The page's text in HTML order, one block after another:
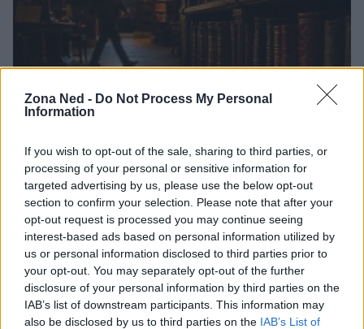
Zona Ned - Do Not Process My Personal
Information
If you wish to opt-out of the sale, sharing to third parties, or
processing of your personal or sensitive information for
targeted advertising by us, please use the below opt-out
section to confirm your selection. Please note that after your
opt-out request is processed you may continue seeing
interest-based ads based on personal information utilized by
us or personal information disclosed to third parties prior to
your opt-out. You may separately opt-out of the further
disclosure of your personal information by third parties on the
IAB’s list of downstream participants. This information may
also be disclosed by us to third parties on the IAB’s List of
12 libri fantasy imperdibili per viaggiare in mondi
straordinari
Francesca Lombardi · 10 Ago 2026